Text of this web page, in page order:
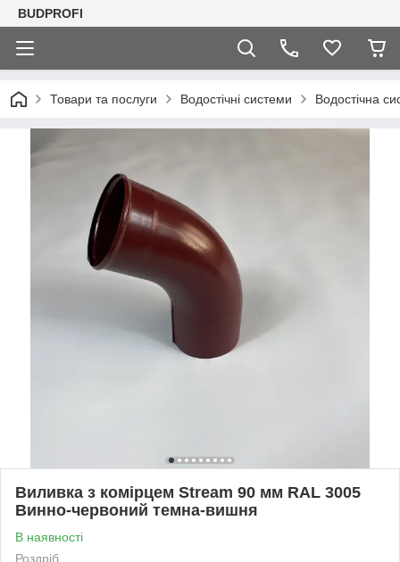
BUDPROFI
Товари та послуги Водостічні системи Водостічна
Виливка з комірцем Stream 90 мм RAL 3005
Винно-червоний темна-вишня
В наявності
Роздріб